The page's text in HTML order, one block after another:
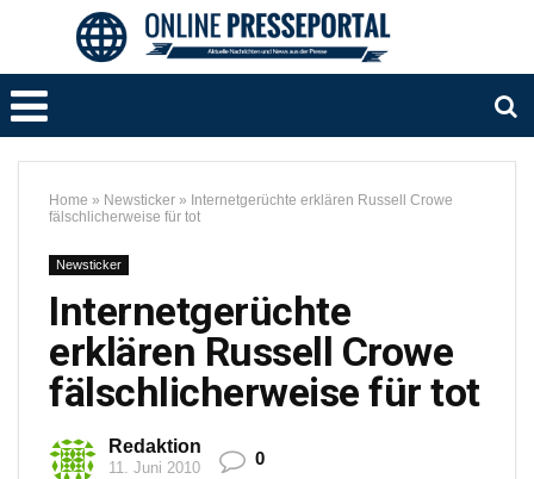
Home » Newsticker » Internetgerüchte erklären Russell Crowe
fälschlicherweise für tot
Newsticker
Internetgerüchte
erklären Russell Crowe
fälschlicherweise für tot
Redaktion
11. Juni 2010 0